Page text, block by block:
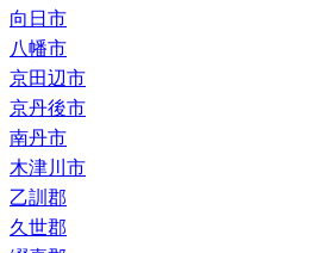
向日市
八幡市
京田辺市
京丹後市
南丹市
木津川市
乙訓郡
久世郡